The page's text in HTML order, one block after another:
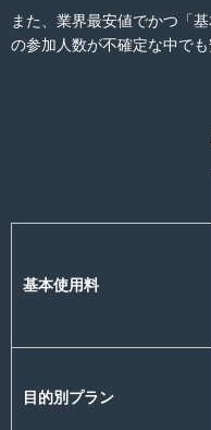
また、業界最安値でかつ「
の参加人数が不確定な中で
基本使用料
目的別プラン